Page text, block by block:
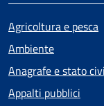
Agricoltura e pesca
Ambiente
Anagrafe e stato
Appalti pubblici